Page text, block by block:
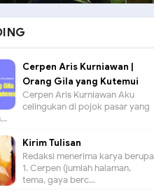
Cerpen Aris Kurniawan |
Orang Gila yang Kutemui
Cerpen Aris Kurniawan Aku
celingukan di pojok pasar yang
Kirim Tulisan
Redaksi menerima karya berupa
1. Cerpen (jumlah halaman,
tema, gaya berc...